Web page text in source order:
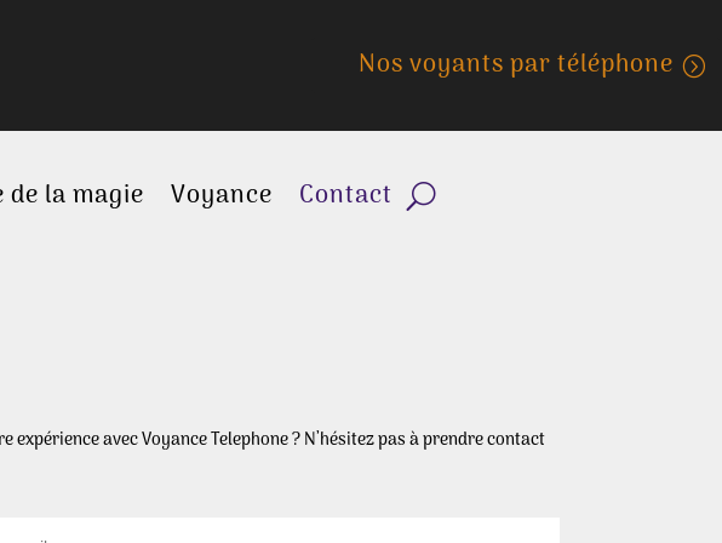
Nos voyants par téléphone
de la magie Voyance Contact
expérience avec Voyance Telephone ? N’hésitez pas à prendre contact